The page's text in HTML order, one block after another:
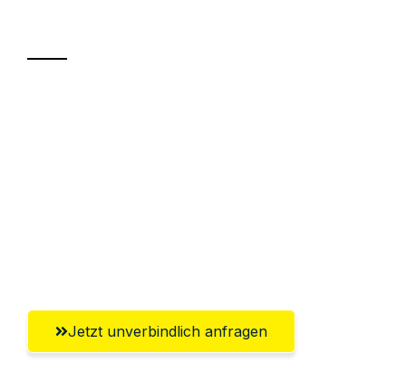
Jetzt unverbindlich anfragen